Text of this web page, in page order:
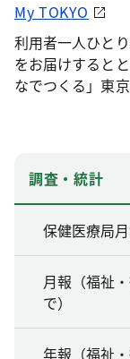
My TOKYO
利用者一人ひと
をお届けすると
なでつくる」東
調査・統計
保健医療局
月報（福祉
で）
年報（福祉・